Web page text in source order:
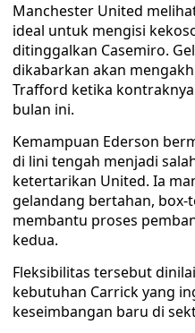
Manchester United
ideal untuk mengisi
ditinggalkan Casemiro.
dikabarkan akan
Trafford ketika
bulan ini.
Kemampuan Ederson
di lini tengah menjadi
ketertarikan United. Ia
gelandang bertahan, box-
membantu proses
kedua.
Fleksibilitas tersebut
kebutuhan Carrick yang
keseimbangan baru di